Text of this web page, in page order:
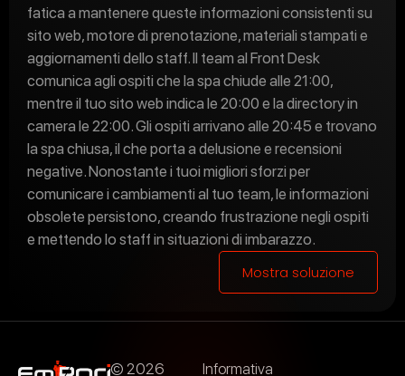
fatica a mantenere queste informazioni consistenti su
sito web, motore di prenotazione, materiali stampati e
aggiornamenti dello staff. Il team al Front Desk
comunica agli ospiti che la spa chiude alle 21:00,
mentre il tuo sito web indica le 20:00 e la directory in
camera le 22:00. Gli ospiti arrivano alle 20:45 e trovano
la spa chiusa, il che porta a delusione e recensioni
negative. Nonostante i tuoi migliori sforzi per
comunicare i cambiamenti al tuo team, le informazioni
obsolete persistono, creando frustrazione negli ospiti
e mettendo lo staff in situazioni di imbarazzo.
Mostra soluzione
© 2026 Informativa